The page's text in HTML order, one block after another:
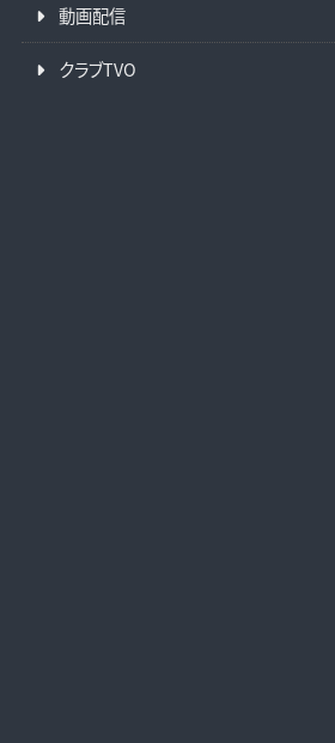
動画配信
クラブTVO